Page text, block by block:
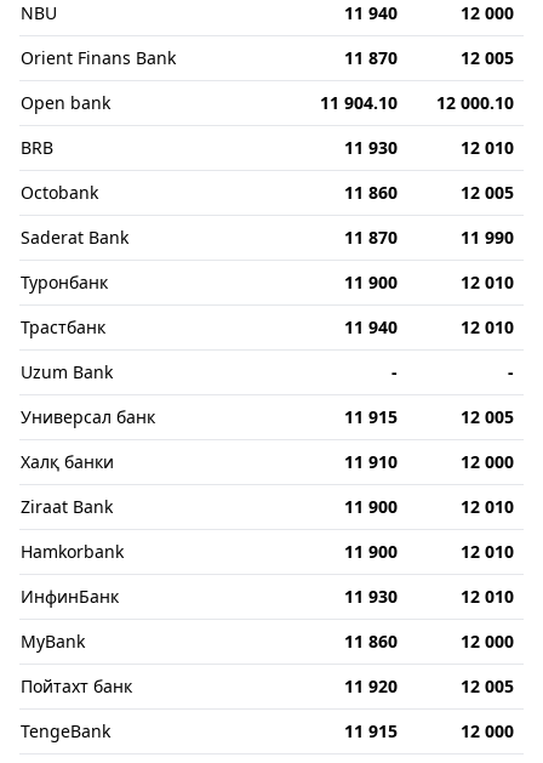
NBU
11 940
12 000
Orient Finans Bank
11 870
12 005
Open bank
11 904.10
12 000.10
BRB
11 930
12 010
Octobank
11 860
12 005
Saderat Bank
11 870
11 990
Туронбанк
11 900
12 010
Трастбанк
11 940
12 010
Uzum Bank
-
-
Универсал банк
11 915
12 005
Халқ банки
11 910
12 000
Ziraat Bank
11 900
12 010
Hamkorbank
11 900
12 010
ИнфинБанк
11 930
12 010
MyBank
11 860
12 000
Пойтахт банк
11 920
12 005
TengeBank
11 915
12 000